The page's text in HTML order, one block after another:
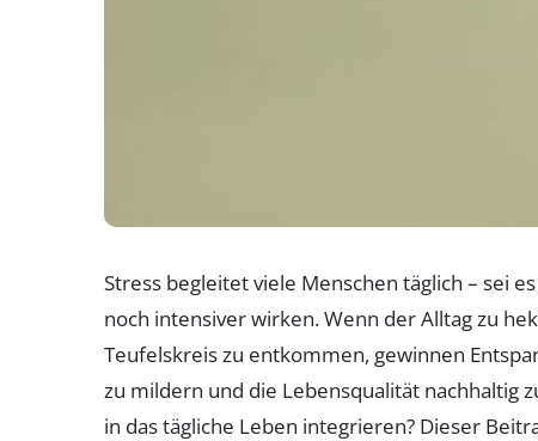
Stress begleitet viele Menschen täglich – sei
noch intensiver wirken. Wenn der Alltag zu
Teufelskreis zu entkommen, gewinnen
zu mildern und die Lebensqualität nachhaltig
in das tägliche Leben integrieren? Dieser